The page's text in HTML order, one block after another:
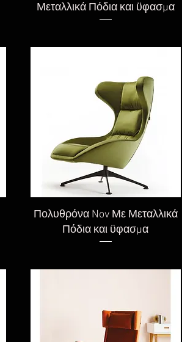
Μεταλλικά Πόδια και ϋφασμα
Γρήγορη προβολή
Πολυθρόνα Nov Με Μεταλλικά
Πόδια και ϋφασμα